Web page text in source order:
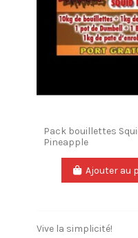
Pack bouillettes
Pineapple
Ajouter au
Vive la simplicité!